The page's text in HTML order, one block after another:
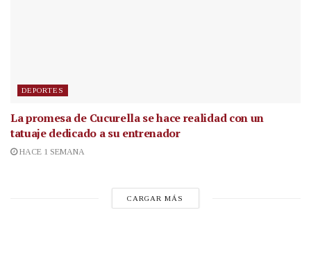
DEPORTES
La promesa de Cucurella se hace realidad con un
tatuaje dedicado a su entrenador
HACE 1 SEMANA
CARGAR MÁS